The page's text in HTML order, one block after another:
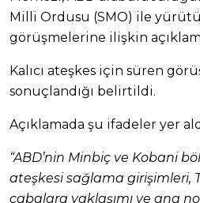
Milli Ordusu (SMO) ile
görüşmelerine ilişkin
Kalıcı ateşkes için süren
sonuçlandığı belirtildi.
Açıklamada şu ifadeler yer
“ABD’nin Minbiç ve Kobani
ateşkesi sağlama girişimleri,
çabalara yaklaşımı ve ana